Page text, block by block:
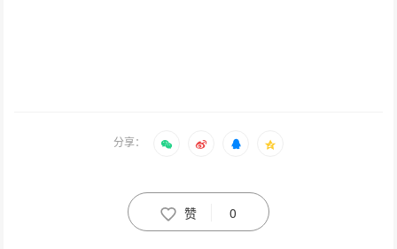
分享：
赞 0